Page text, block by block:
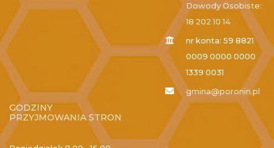
Dowody Osobiste:
18 202 10 14
nr konta: 59 8821
0009 0000 0000
1339 0031
gmina@poronin.pl
GODZINY
PRZYJMOWANIA STRON